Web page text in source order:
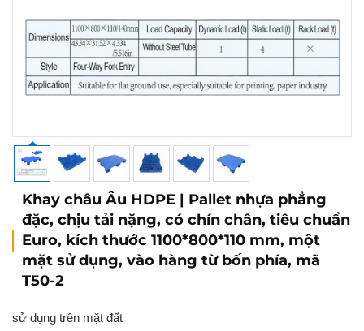
Khay châu Âu HDPE | Pallet nhựa phẳng
đặc, chịu tải nặng, có chín chân, tiêu chuẩn
Euro, kích thước 1100*800*110 mm, một
mặt sử dụng, vào hàng từ bốn phía, mã
T50-2
sử dụng trên mặt đất